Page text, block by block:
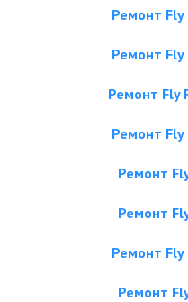
Ремонт Fly
Ремонт Fly
Ремонт Fly
Ремонт Fly
Ремонт
Ремонт
Ремонт Fly
Ремонт